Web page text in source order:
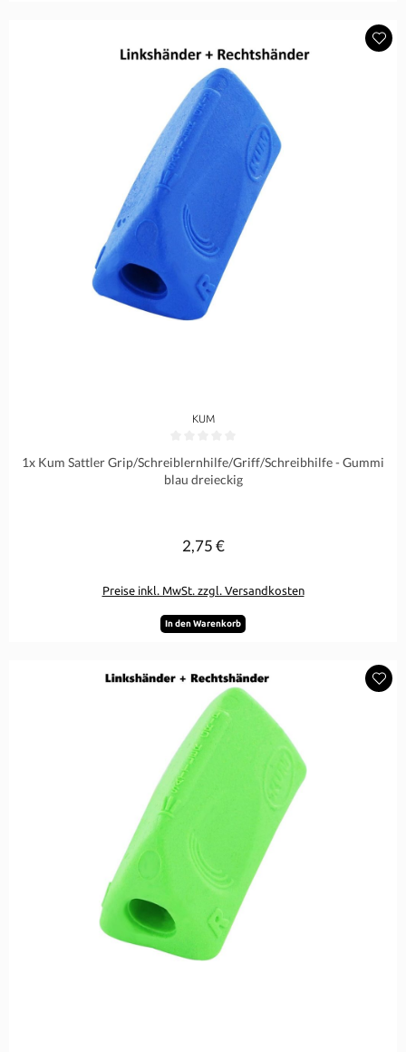
KUM
1x Kum Sattler Grip/Schreiblernhilfe/Griff/Schreibhilfe - Gummi
blau dreieckig
Regulärer Preis:
2,75 €
Preise inkl. MwSt. zzgl. Versandkosten
In den Warenkorb